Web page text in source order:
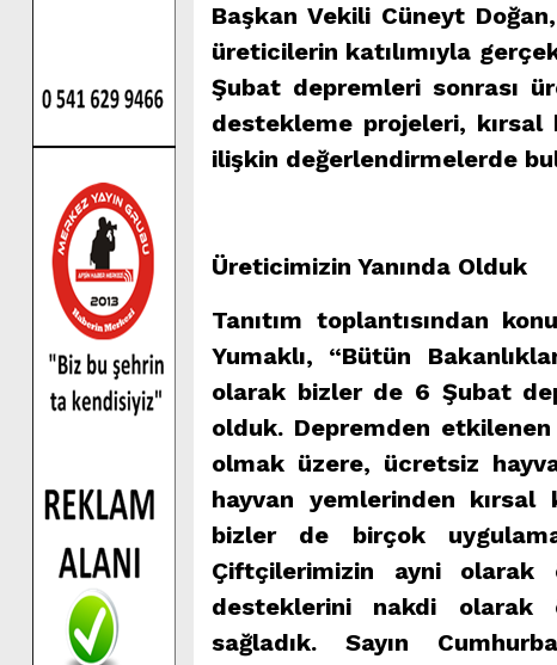
Başkan Vekili Cüneyt
üreticilerin katılımıyla
Şubat depremleri sonrası
destekleme projeleri,
ilişkin değerlendirmelerde
Üreticimizin Yanında Olduk
Tanıtım toplantısından
Yumaklı, “Bütün
olarak bizler de 6 Şubat
olduk. Depremden
olmak üzere, ücretsiz
hayvan yemlerinden kırsal
bizler de birçok
Çiftçilerimizin ayni olarak
desteklerini nakdi olarak
sağladık. Sayın